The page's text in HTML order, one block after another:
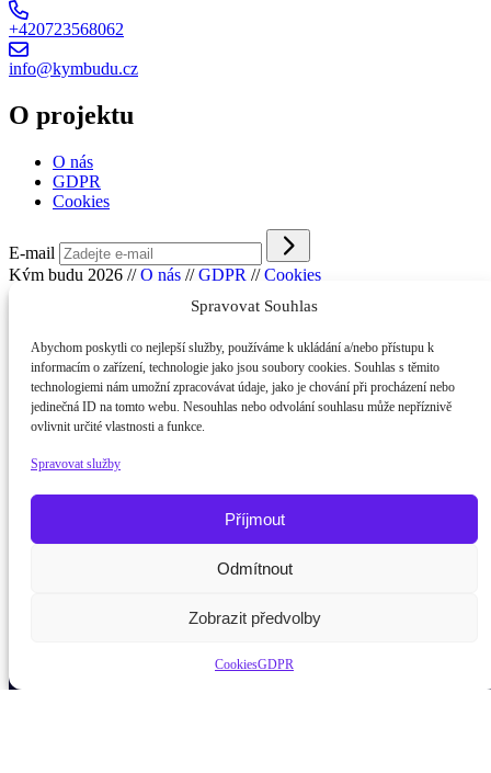
Spravovat Souhlas
Abychom poskytli co nejlepší služby, používáme k ukládání a/nebo přístupu k
informacím o zařízení, technologie jako jsou soubory cookies. Souhlas s těmito
technologiemi nám umožní zpracovávat údaje, jako je chování při procházení nebo
jedinečná ID na tomto webu. Nesouhlas nebo odvolání souhlasu může nepříznivě
ovlivnit určité vlastnosti a funkce.
Spravovat služby
Příjmout
Odmítnout
Zobrazit předvolby
CookiesGDPR
+420723568062
info@kymbudu.cz
O projektu
O nás
GDPR
Cookies
E-mail
Kým budu 2026 // O nás // GDPR // Cookies
Potřebujete poradit?Zeptejte se našeho asistenta